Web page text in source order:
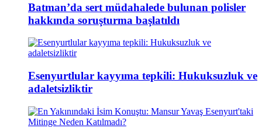
Batman’da sert müdahalede bulunan polisler
hakkında soruşturma başlatıldı
Esenyurtlular kayyıma tepkili: Hukuksuzluk ve
adaletsizliktir